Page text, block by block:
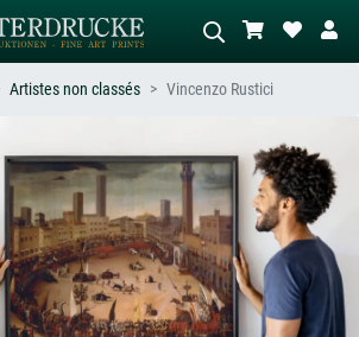
ou style –
de Hokusai,
Décrivez la scène – ex. prairie verte,
abstrait avec beaucoup de rouge,
tableau sombre, nu debout près d'un
arbre.
Artistes non classés Vincenzo Rustici